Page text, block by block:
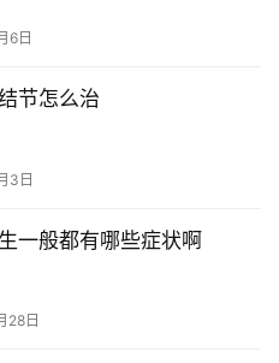
6日
节怎么治
3日
一般都有哪些症状啊
28日